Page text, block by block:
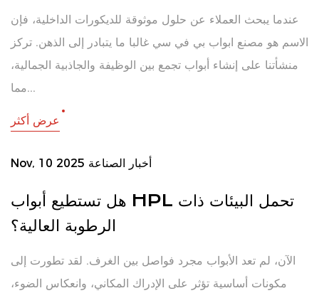
عندما يبحث العملاء عن حلول موثوقة للديكورات الداخلية، فإن
الاسم هو مصنع ابواب بي في سي غالبا ما يتبادر إلى الذهن. تركز
منشأتنا على إنشاء أبواب تجمع بين الوظيفة والجاذبية الجمالية،
مما...
عرض أكثر
Nov, 10 2025 أخبار الصناعة
هل تستطيع أبواب HPL تحمل البيئات ذات
الرطوبة العالية؟
الآن، لم تعد الأبواب مجرد فواصل بين الغرف. لقد تطورت إلى
مكونات أساسية تؤثر على الإدراك المكاني، وانعكاس الضوء،